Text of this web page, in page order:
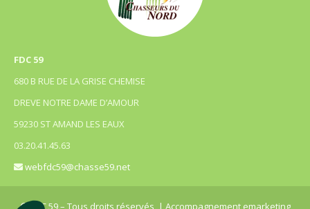
FDC 59
680 B RUE DE LA GRISE CHEMISE
DREVE NOTRE DAME D’AMOUR
59230 ST AMAND LES EAUX
03.20.41.45.63
webfdc59@chasse59.net
© FDC 59 – Tous droits réservés | Accompagnement emarketing